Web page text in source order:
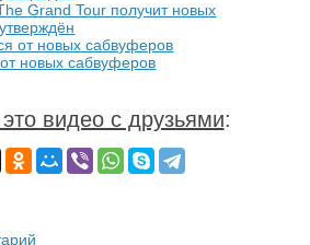
Grand Tour получит новых
новых сабвуферов
видео с друзьями: